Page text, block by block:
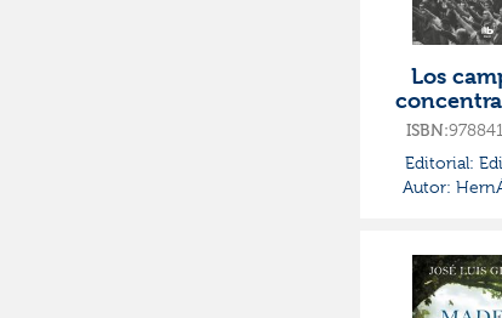
Los
ISBN:
Editorial:
Autor: